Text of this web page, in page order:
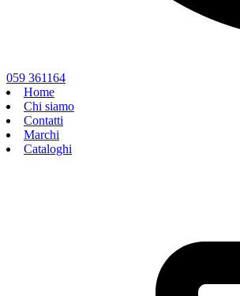
059 361164
Home
Chi siamo
Contatti
Marchi
Cataloghi